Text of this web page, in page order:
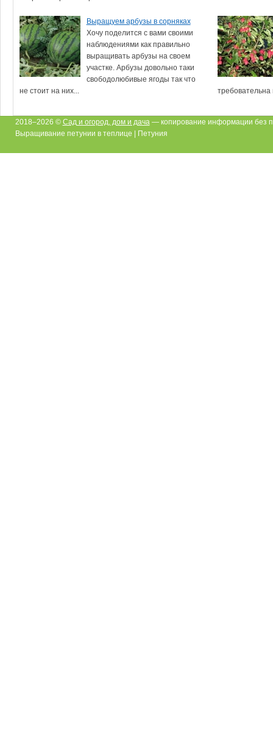
Выращуем арбузы в сорняках
Хочу поделится с вами своими
наблюдениями как правильно
выращивать арбузы на своем
участке. Арбузы довольно таки
свободолюбивые ягоды так что
не стоит на них...
требовательна
2018–2026 © Сад и огород, дом и дача — копирование информации без
Выращивание петунии в теплице | Петуния